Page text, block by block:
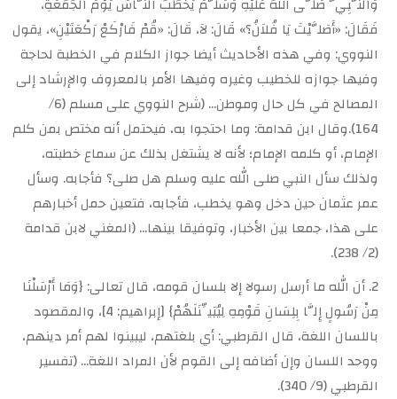
فَقَالَ: «أَصَلَّيْتَ يَا فُلاَنُ؟» قَالَ: لاَ، قَالَ: «قُمْ فَارْكَعْ رَكْعَتَيْنِ»، يقول
النووي: وفي هذه الأحاديث أيضا جواز الكلام في الخطبة لحاجة
وفيها جوازه للخطيب وغيره وفيها الأمر بالمعروف والإرشاد إلى
المصالح في كل حال وموطن… (شرح النووي على مسلم (6/
164).وقال ابن قدامة: وما احتجوا به، فيحتمل أنه مختص بمن كلم
الإمام، أو كلمه الإمام؛ لأنه لا يشتغل بذلك عن سماع خطبته،
ولذلك سأل النبي صلى الله عليه وسلم هل صلى؟ فأجابه. وسأل
عمر عثمان حين دخل وهو يخطب، فأجابه، فتعين حمل أخبارهم
على هذا، جمعا بين الأخبار، وتوفيقا بينها… (المغني لابن قدامة
(2/ 238).
أن الله ما أرسل رسولا إلا بلسان قومه، قال تعالى: {وَمَا أَرْسَلْنَا
مِنْ رَسُولٍ إِلَّا بِلِسَانِ قَوْمِهِ لِيُبَيِّنَلَهُمْ} [إبراهيم: 4]، والمقصود
باللسان اللغة، قال القرطبي: أي بلغتهم، ليبينوا لهم أمر دينهم،
ووحد اللسان وإن أضافه إلى القوم لأن المراد اللغة… (تفسير
القرطبي (9/ 340).